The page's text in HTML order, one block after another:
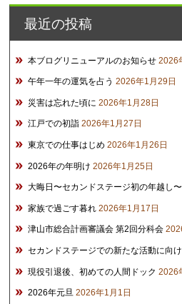
イ
ブ
最近の投稿
本ブログリニューアルのお知らせ 2026
午年一年の運気を占う 2026年1月29日
災害は忘れた頃に 2026年1月28日
江戸での初詣 2026年1月27日
東京での仕事はじめ 2026年1月26日
2026年の年明け 2026年1月25日
大晦日〜セカンドステージ初の年越し〜
家族で過ごす暮れ 2026年1月17日
津山市総合計画審議会 第2回分科会
セカンドステージでの新たな活動に向
現役引退後、初めての人間ドック 2026
2026年元旦 2026年1月1日